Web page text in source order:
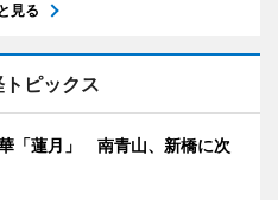
見る
ピックス
「蓮月」 南青山、新橋に次